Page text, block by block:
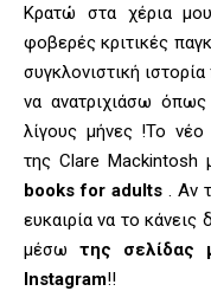
Κρατώ στα χέρια
φοβερές κριτικές
συγκλονιστική
να ανατριχιάσω
λίγους μήνες !Το
της Clare Mackintosh
books for adults. Αν
ευκαιρία να το
μέσωτης σελίδας
Instagram!!